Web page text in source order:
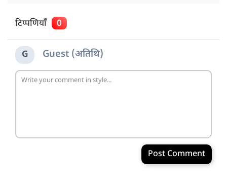
टिप्पणियाँ 0
G Guest (अतिथि)
Post Comment